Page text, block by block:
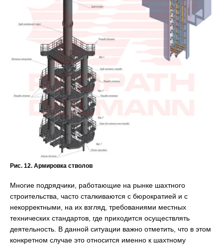
Рис. 12. Армировка стволов
Многие подрядчики, работающие на рынке шахтного
строительства, часто сталкиваются с бюрократией и с
некорректными, на их взгляд, требованиями местных
технических стандартов, где приходится осуществлять
деятельность. В данной ситуации важно отметить, что в этом
конкретном случае это относится именно к шахтному